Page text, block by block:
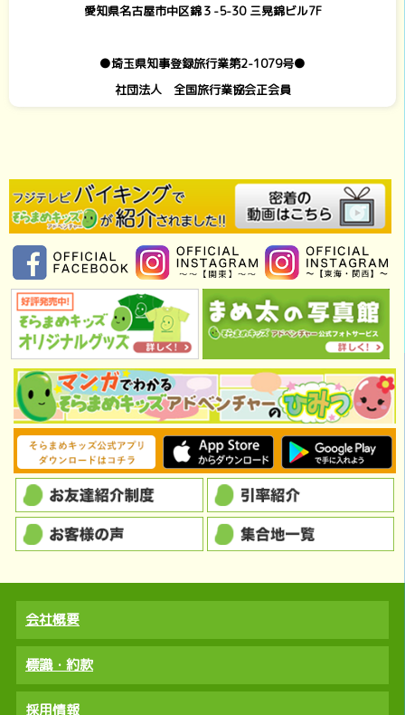
愛知県名古屋市中区錦３-5-30 三晃錦ビル7F
●埼玉県知事登録旅行業第2-1079号●
社団法人 全国旅行業協会正会員
会社概要
標識・約款
採用情報